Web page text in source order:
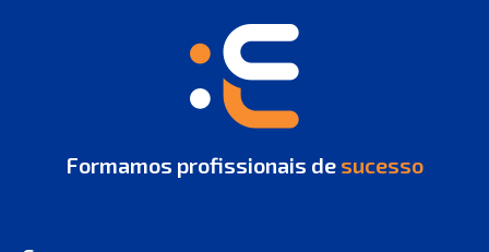
Formamos profissionais de sucesso